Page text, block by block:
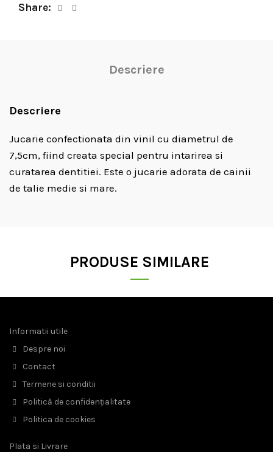
Share
Descriere
Descriere
Jucarie confectionata din vinil cu diametrul de
7,5cm, fiind creata special pentru intarirea si
curatarea dentitiei. Este o jucarie adorata de cainii
de talie medie si mare.
PRODUSE SIMILARE
Informatii utile
Despre noi
Contact
Termene si conditii
Politică de confidențialitate
Politica de cookies
Plata si Livrare